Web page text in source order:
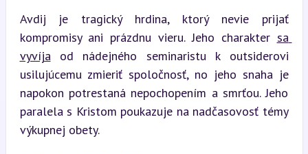
Avdij je tragický hrdina, ktorý nevie prijať
kompromisy ani prázdnu vieru. Jeho charakter sa
vyvíja od nádejného seminaristu k outsiderovi
usilujúcemu zmieriť spoločnosť, no jeho snaha je
napokon potrestaná nepochopením a smrťou. Jeho
paralela s Kristom poukazuje na nadčasovosť témy
výkupnej obety.